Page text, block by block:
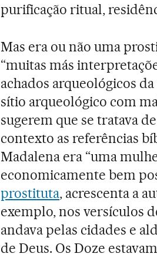
purificação ritual,
Mas era ou não uma
“muitas más
achados arqueológicos
sítio arqueológico com
sugerem que se tratava
contexto as referências
Madalena era “uma
economicamente bem
prostituta, acrescenta a
exemplo, nos versículos
andava pelas cidades e
de Deus. Os Doze